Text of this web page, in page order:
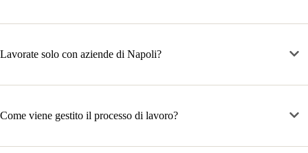
Lavorate solo con aziende di Napoli?
Come viene gestito il processo di lavoro?